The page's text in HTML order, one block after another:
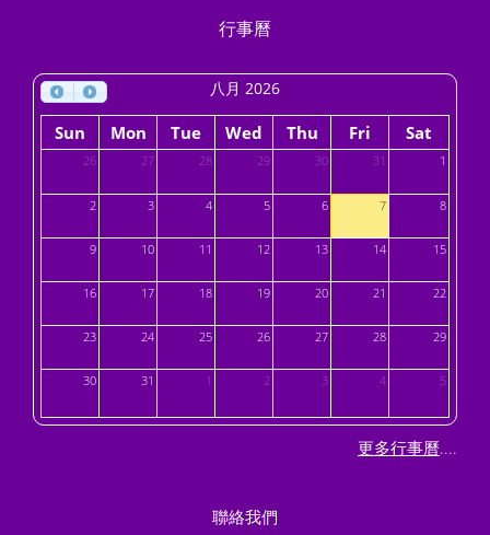
行事曆
八月 2026
Sun Mon Tue Wed Thu Fri Sat
26 27 28 29 30 31 1
2 3 4 5 6 7 8
9 10 11 12 13 14 15
16 17 18 19 20 21 22
23 24 25 26 27 28 29
30 31 1 2 3 4 5
更多行事曆....
聯絡我們